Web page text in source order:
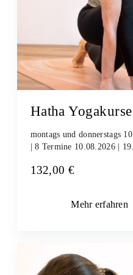
Hatha Yogakurse
montags und donnerstags
| 8 Termine 10.08.2026 |
132,00 €
Mehr erfahren